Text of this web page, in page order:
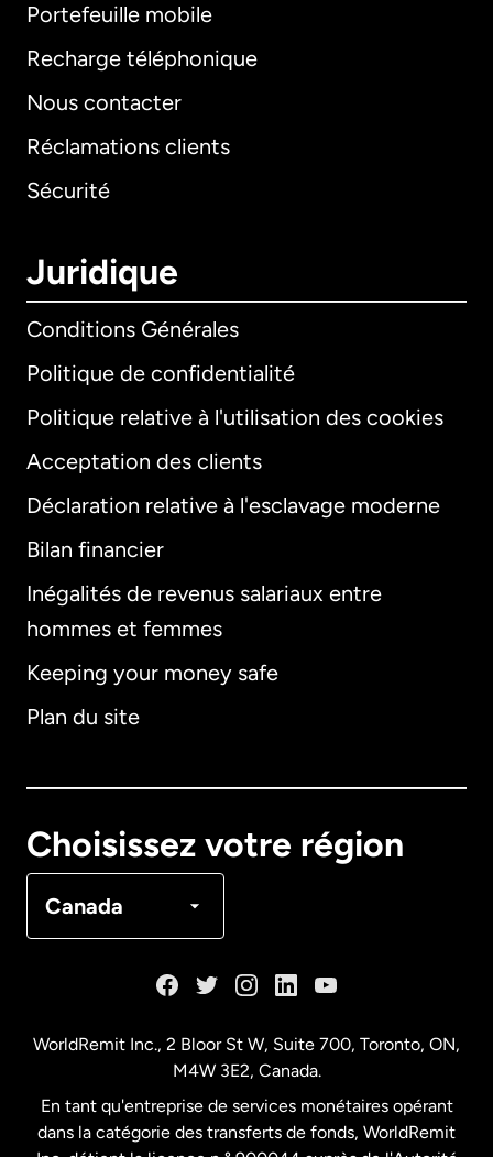
Portefeuille mobile
Recharge téléphonique
Nous contacter
Réclamations clients
Sécurité
Juridique
Conditions Générales
Politique de confidentialité
Politique relative à l'utilisation des cookies
Acceptation des clients
Déclaration relative à l'esclavage moderne
Bilan financier
Inégalités de revenus salariaux entre
hommes et femmes
Keeping your money safe
Plan du site
Choisissez votre région
Canada
International
Allemagne
Français
WorldRemit Inc., 2 Bloor St W, Suite 700, Toronto, ON,
M4W 3E2, Canada.
En tant qu'entreprise de services monétaires opérant
dans la catégorie des transferts de fonds, WorldRemit